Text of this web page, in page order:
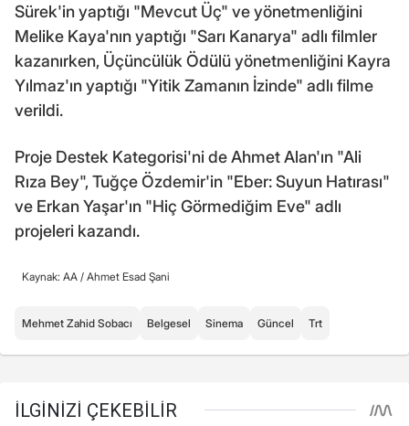
Sürek'in yaptığı "Mevcut Üç" ve yönetmenliğini
Melike Kaya'nın yaptığı "Sarı Kanarya" adlı filmler
kazanırken, Üçüncülük Ödülü yönetmenliğini Kayra
Yılmaz'ın yaptığı "Yitik Zamanın İzinde" adlı filme
verildi.
Proje Destek Kategorisi'ni de Ahmet Alan'ın "Ali
Rıza Bey", Tuğçe Özdemir'in "Eber: Suyun Hatırası"
ve Erkan Yaşar'ın "Hiç Görmediğim Eve" adlı
projeleri kazandı.
Kaynak: AA / Ahmet Esad Şani
Mehmet Zahid Sobacı Belgesel Sinema Güncel Trt